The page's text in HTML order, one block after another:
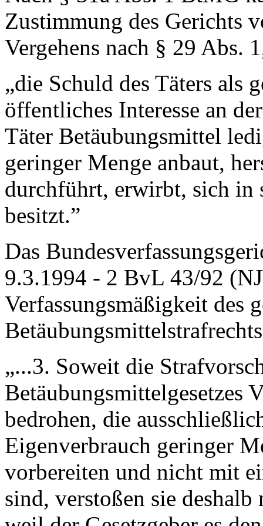
Zustimmung des Gerichts
Vergehens nach § 29 Abs.
„die Schuld des Täters als
öffentliches Interesse an
Täter Betäubungsmittel
geringer Menge anbaut,
durchführt, erwirbt, sich in
besitzt.”
Das
9.3.1994 - 2 BvL 43/92
Verfassungsmäßigkeit des
„...3. Soweit die
Betäubungsmittelgesetzes
bedrohen, die
Eigenverbrauch geringer
vorbereiten und nicht mit
sind, verstoßen sie